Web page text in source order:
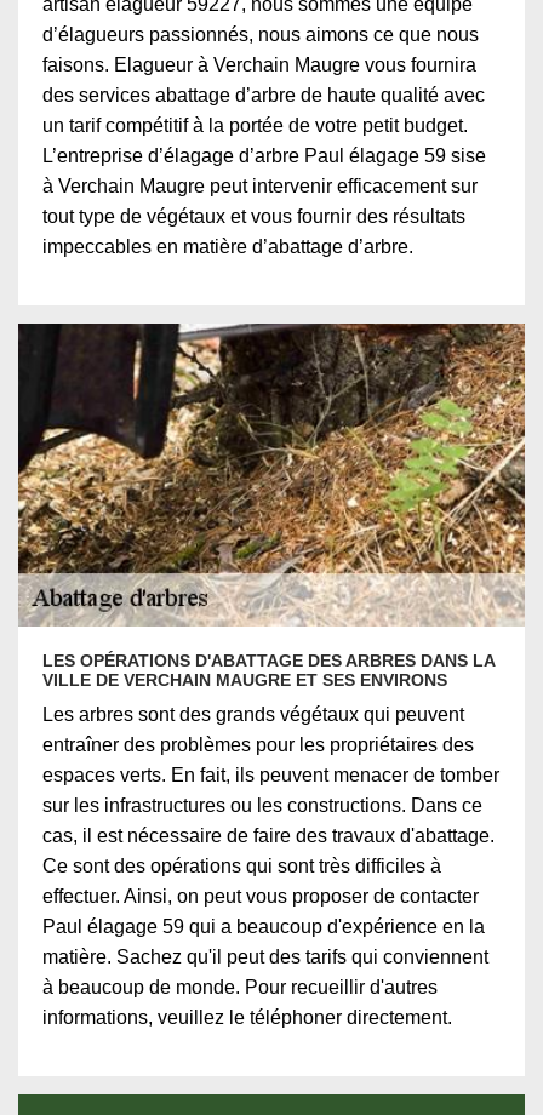
artisan élagueur 59227, nous sommes une équipe
d’élagueurs passionnés, nous aimons ce que nous
faisons. Elagueur à Verchain Maugre vous fournira
des services abattage d’arbre de haute qualité avec
un tarif compétitif à la portée de votre petit budget.
L’entreprise d’élagage d’arbre Paul élagage 59 sise
à Verchain Maugre peut intervenir efficacement sur
tout type de végétaux et vous fournir des résultats
impeccables en matière d’abattage d’arbre.
LES OPÉRATIONS D'ABATTAGE DES ARBRES DANS LA
VILLE DE VERCHAIN MAUGRE ET SES ENVIRONS
Les arbres sont des grands végétaux qui peuvent
entraîner des problèmes pour les propriétaires des
espaces verts. En fait, ils peuvent menacer de tomber
sur les infrastructures ou les constructions. Dans ce
cas, il est nécessaire de faire des travaux d'abattage.
Ce sont des opérations qui sont très difficiles à
effectuer. Ainsi, on peut vous proposer de contacter
Paul élagage 59 qui a beaucoup d'expérience en la
matière. Sachez qu'il peut des tarifs qui conviennent
à beaucoup de monde. Pour recueillir d'autres
informations, veuillez le téléphoner directement.